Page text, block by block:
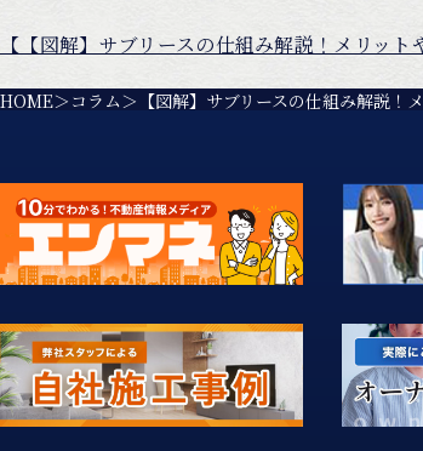
【【図解】サブリースの仕組み解説！メリッ
HOME コラム 【図解】サブリースの仕組み解説！